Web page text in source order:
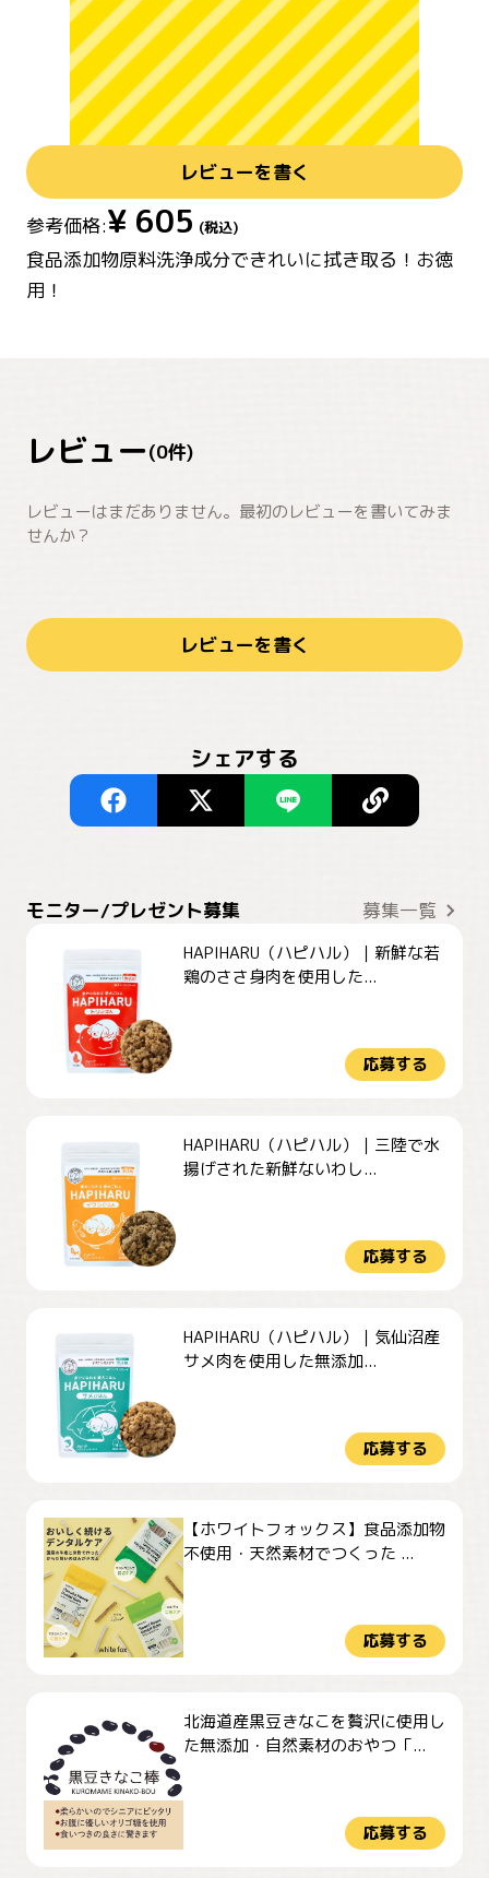
レビューを書く
参考価格:¥ 605 (税込)
食品添加物原料洗浄成分できれいに拭き取る！お徳
用！
レビュー(0件)
レビューはまだありません。最初のレビューを書いてみま
せんか？
レビューを書く
シェアする
モニター/プレゼント募集 募集一覧
HAPIHARU（ハピハル）｜新鮮な若
鶏のささ身肉を使用した...
応募する
HAPIHARU（ハピハル）｜三陸で水
揚げされた新鮮ないわし...
応募する
HAPIHARU（ハピハル）｜気仙沼産
サメ肉を使用した無添加...
応募する
【ホワイトフォックス】食品添加物
不使用・天然素材でつくった ...
応募する
北海道産黒豆きなこを贅沢に使用し
た無添加・自然素材のおやつ「...
応募する